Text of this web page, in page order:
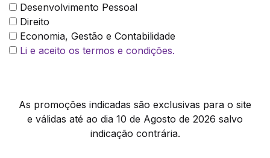
Desenvolvimento Pessoal
Direito
Economia, Gestão e Contabilidade
Li e aceito os termos e condições.
As promoções indicadas são exclusivas para o site
e válidas até ao dia 10 de Agosto de 2026 salvo
indicação contrária.